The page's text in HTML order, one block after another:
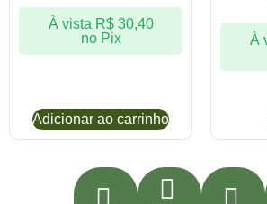
À vista R$30,40
no Pix
Adicionar ao carrinho
À